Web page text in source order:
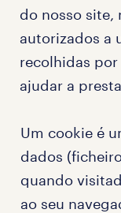
do nosso site,
autorizados a
recolhidas
ajudar a
Um cookie é
dados
quando
ao seu